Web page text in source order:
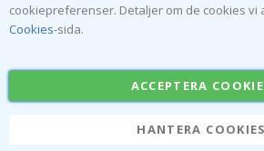
cookiepreferenser. Detaljer om de cookies
Cookies-sida.
ACCEPTERA
HANTERA COOKIES